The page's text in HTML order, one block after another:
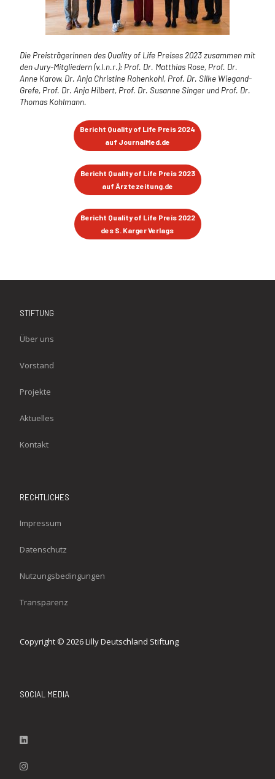
Die Preisträgerinnen des Quality of Life Preises 2023 zusammen mit
den Jury-Mitgliedern (v.l.n.r.): Prof. Dr. Matthias Rose, Prof. Dr.
Anne Karow, Dr. Anja Christine Rohenkohl, Prof. Dr. Silke Wiegand-
Grefe, Prof. Dr. Anja Hilbert, Prof. Dr. Susanne Singer und Prof. Dr.
Thomas Kohlmann.
Bericht Quality of Life Preis 2024
auf JournalMed.de
Bericht Quality of Life Preis 2023
auf Ärztezeitung.de
Bericht Quality of Life Preis 2022
des S. Karger Verlags
STIFTUNG
Über uns
Vorstand
Projekte
Aktuelles
Kontakt
RECHTLICHES
Impressum
Datenschutz
Nutzungsbedingungen
Transparenz
Copyright © 2026 Lilly Deutschland Stiftung
SOCIAL MEDIA